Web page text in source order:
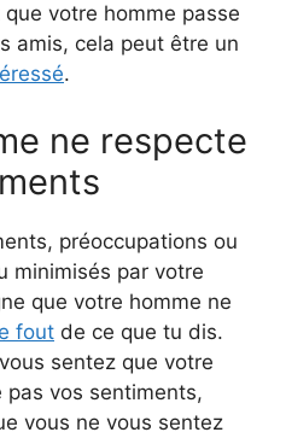
votre homme passe
amis, cela peut être un
.
ne respecte
préoccupations ou
minimisés par votre
que votre homme ne
fout de ce que tu dis.
sentez que votre
vos sentiments,
vous ne vous sentez